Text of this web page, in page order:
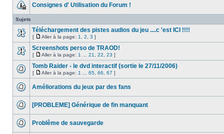
Consignes d' Utilisation du Forum !
Sujets
Téléchargement des pistes audios du jeu ....c 'est ICI !!!!
[ Aller à la page: 1 2 3 ]
Screenshots perso de TRAOD!
[ Aller à la page: 1 21 22 23 ]
Tomb Raider - le dvd interactif (sortie le 27/11/2006)
[ Aller à la page: 1 65 66 67 ]
Améliorations du jeux par des fans
[PROBLEME] Générique de fin manquant
Problême de sauvegarde